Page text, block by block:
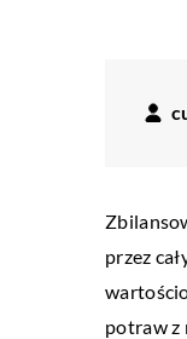
przez
potraw z